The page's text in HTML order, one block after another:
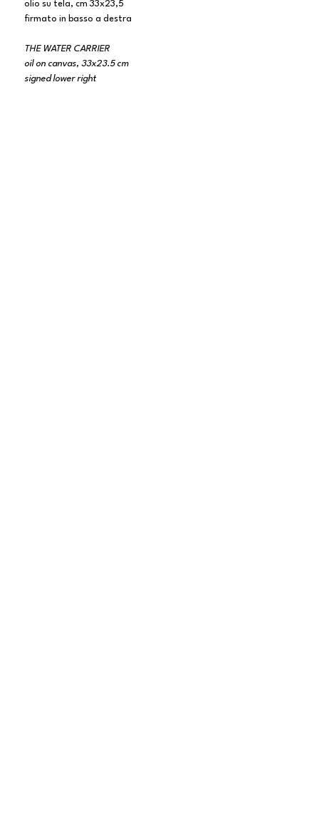
olio su tela, cm 33x23,5
firmato in basso a destra
THE WATER CARRIER
oil on canvas, 33x23.5 cm
signed lower right